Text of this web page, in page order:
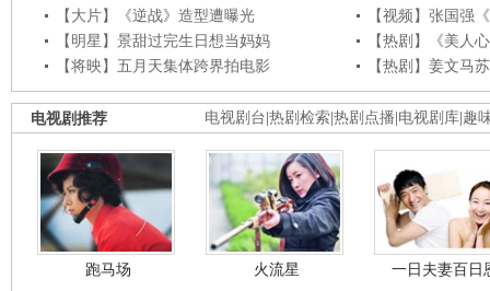
【大片】《逆战》造型遭曝光
【视频】张国强
【明星】景甜过完生日想当妈妈
【热剧】《美人
【将映】五月天集体跨界拍电影
【热剧】姜文马
电视剧台 热剧检索 热剧点播 电视剧库 趣
电视剧推荐
跑马场 火流星 一日夫妻百日